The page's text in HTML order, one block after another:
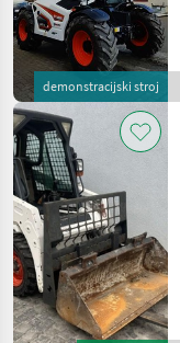
demonstracijski stroj